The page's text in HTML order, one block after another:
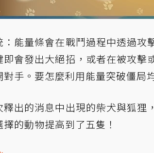
：能量條會在戰鬥過程中透過
即會發出大絕招，或者在被攻
手。要怎麼利用能量突破僵局
釋出的消息中出現的柴犬與狐
擇的動物提高到了五隻！